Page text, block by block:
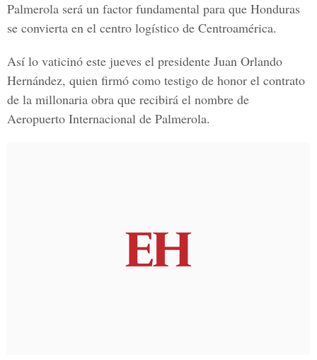
Palmerola será un factor fundamental para que Honduras
se convierta en el centro logístico de Centroamérica.
Así lo vaticinó este jueves el presidente Juan Orlando
Hernández, quien firmó como testigo de honor el contrato
de la millonaria obra que recibirá el nombre de
Aeropuerto Internacional de Palmerola.